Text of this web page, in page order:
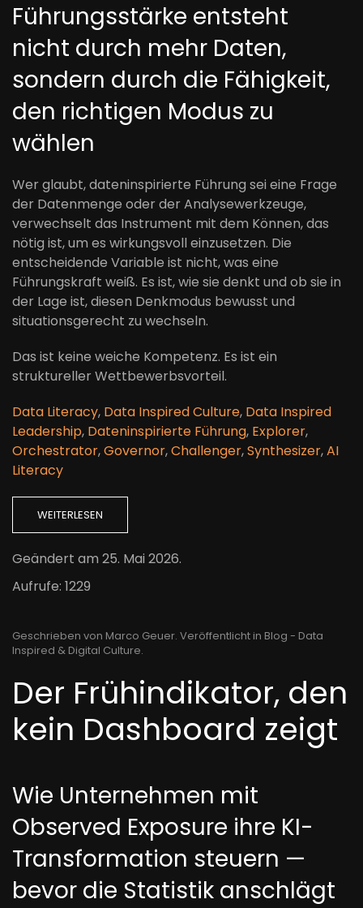
Führungsstärke entsteht
nicht durch mehr Daten,
sondern durch die Fähigkeit,
den richtigen Modus zu
wählen
Wer glaubt, dateninspirierte Führung sei eine Frage
der Datenmenge oder der Analysewerkzeuge,
verwechselt das Instrument mit dem Können, das
nötig ist, um es wirkungsvoll einzusetzen. Die
entscheidende Variable ist nicht, was eine
Führungskraft weiß. Es ist, wie sie denkt und ob sie in
der Lage ist, diesen Denkmodus bewusst und
situationsgerecht zu wechseln.
Das ist keine weiche Kompetenz. Es ist ein
struktureller Wettbewerbsvorteil.
Data Literacy, Data Inspired Culture, Data Inspired
Leadership, Dateninspirierte Führung, Explorer,
Orchestrator,Governor,Challenger,Synthesizer,AI
Literacy
WEITERLESEN
Geändert am 25. Mai 2026.
Aufrufe: 1229
Geschrieben von Marco Geuer. Veröffentlicht in Blog - Data
Inspired & Digital Culture.
Der Frühindikator, den
kein Dashboard zeigt
Wie Unternehmen mit
Observed Exposure ihre KI-
Transformation steuern —
bevor die Statistik anschlägt